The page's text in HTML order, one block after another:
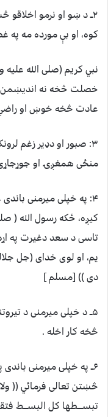
۲ــ د ښو او نرمو
کوه، او بې مورده مه په
نبي کریم (صلی الله
خصلت څخه نه
عادت څخه خوښ او
۳: صبور او دډیر زغم
منځی همغږۍ او جوړجاړۍ
۴: په خپلی میرمنی
کیږه، ځکه رسول الله (
تاسی د سعد دغیرت په
یم، او لوی خدای (جل
دی )) [مسلم ]
۵ــ د خپلی میرمنی د
څخه کار اخله .
۶ــ په خپلی میرمنی
څښتن تعالی فرمائي ((
تبســــطها کل البســـط